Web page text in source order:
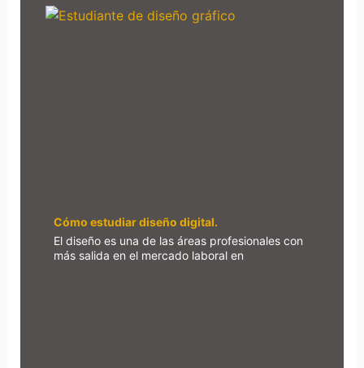
Cómo estudiar diseño digital.
El diseño es una de las áreas profesionales con
más salida en el mercado laboral en